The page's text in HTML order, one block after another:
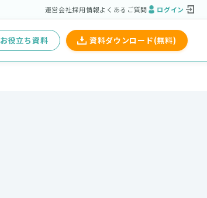
運営会社採用情報よくあるご質問 ログイン
お役立ち資料 資料ダウンロード(無料)